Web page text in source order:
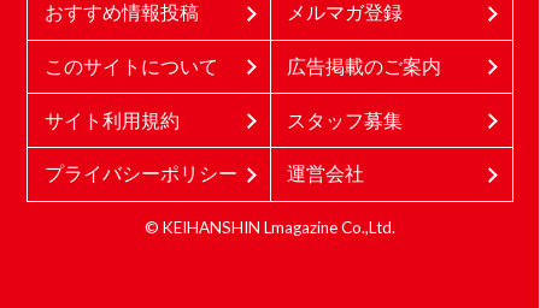
おすすめ情報投稿 メルマガ登録
このサイトについて 広告掲載のご案内
サイト利用規約 スタッフ募集
プライバシーポリシー 運営会社
© KEIHANSHIN Lmagazine Co.,Ltd.